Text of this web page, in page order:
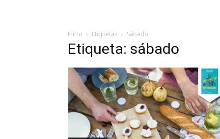
Inicio Etiquetas Sábado
Etiqueta: sábado